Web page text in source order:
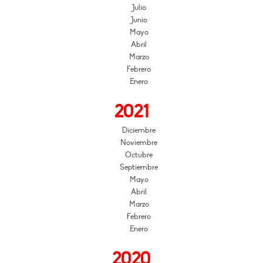
Julio
Junio
Mayo
Abril
Marzo
Febrero
Enero
2021
Diciembre
Noviembre
Octubre
Septiembre
Mayo
Abril
Marzo
Febrero
Enero